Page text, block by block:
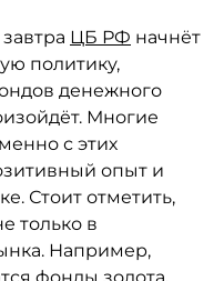
ЦБ РФ начнёт
политику,
денежного
Многие
с этих
опыт и
Стоит отметить,
только в
Например,